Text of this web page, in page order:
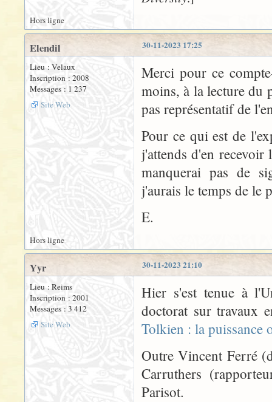
Hors ligne
30-11-2023 17:25
Elendil
Lieu : Velaux
Inscription : 2008
Messages : 1 237
Site Web
Merci pour ce
moins, à la lecture du
pas représentatif de
Pour ce qui est de
j'attends d'en recevoir
manquerai pas de
j'aurais le temps de le
E.
Hors ligne
30-11-2023 21:10
Yyr
Lieu : Reims
Inscription : 2001
Messages : 3 412
Site Web
Hier s'est tenue à
doctorat sur travaux
Tolkien : la puissance
Outre Vincent Ferré
Carruthers
Parisot.